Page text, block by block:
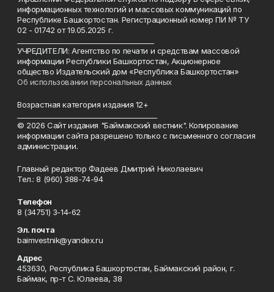
информационных технологий и массовых коммуникаций по
Республике Башкортостан. Регистрационный номер ПИ № ТУ
02 - 01742 от 19.05.2025 г.
УЧРЕДИТЕЛИ: Агентство по печати и средствам массовой
информации Республики Башкортостан, Акционерное
общество Издательский дом «Республика Башкортостан»
Об использовании персональных данных
Возрастная категория издания 12+
© 2026 Сайт издания "Баймакский вестник". Копирование
информации сайта разрешено только с письменного согласия
администрации.
Главный редактор Фадеев Дмитрий Николаевич
Тел.: 8 (960) 388-74-94
Телефон
8 (34751) 3-14-62
Эл. почта
baimvestnik@yandex.ru
Адрес
453630, Республика Башкортостан, Баймакский район, г.
Баймак, пр-т С. Юлаева, 38